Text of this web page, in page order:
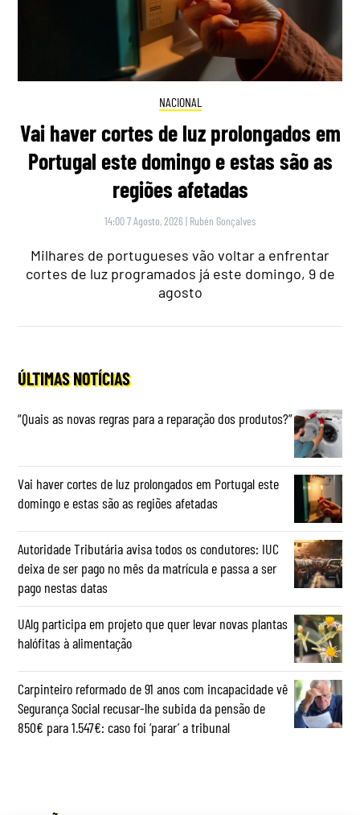
NACIONAL
Vai haver cortes de luz prolongados em
Portugal este domingo e estas são as
regiões afetadas
14:00 7 Agosto, 2026 | Rubén Gonçalves
Milhares de portugueses vão voltar a enfrentar
cortes de luz programados já este domingo, 9 de
agosto
ÚLTIMAS NOTÍCIAS
“Quais as novas regras para a reparação dos produtos?”
Vai haver cortes de luz prolongados em Portugal este
domingo e estas são as regiões afetadas
Autoridade Tributária avisa todos os condutores: IUC
deixa de ser pago no mês da matrícula e passa a ser
pago nestas datas
UAlg participa em projeto que quer levar novas plantas
halófitas à alimentação
Carpinteiro reformado de 91 anos com incapacidade vê
Segurança Social recusar-lhe subida da pensão de
850€ para 1.547€: caso foi ‘parar’ a tribunal